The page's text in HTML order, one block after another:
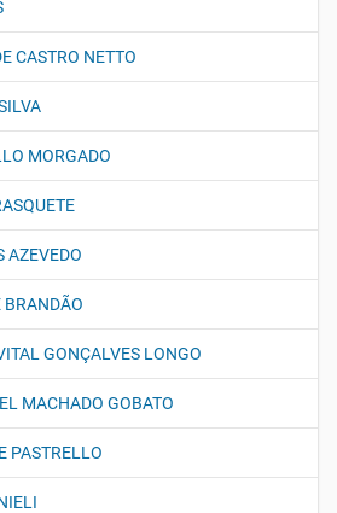
CASTRO NETTO
MORGADO
AZEVEDO
BRANDÃO
GONÇALVES LONGO
MACHADO GOBATO
PASTRELLO